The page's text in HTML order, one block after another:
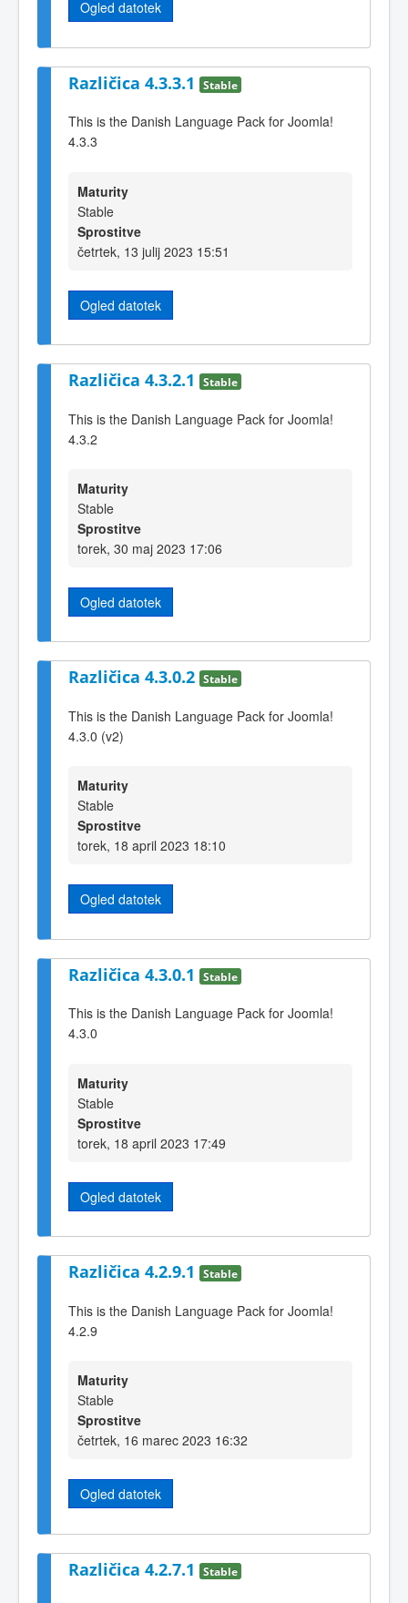
Ogled datotek
Različica 4.3.3.1 Stable
This is the Danish Language Pack for Joomla!
4.3.3
Maturity
Stable
Sprostitve
četrtek, 13 julij 2023 15:51
Ogled datotek
Različica 4.3.2.1 Stable
This is the Danish Language Pack for Joomla!
4.3.2
Maturity
Stable
Sprostitve
torek, 30 maj 2023 17:06
Ogled datotek
Različica 4.3.0.2 Stable
This is the Danish Language Pack for Joomla!
4.3.0 (v2)
Maturity
Stable
Sprostitve
torek, 18 april 2023 18:10
Ogled datotek
Različica 4.3.0.1 Stable
This is the Danish Language Pack for Joomla!
4.3.0
Maturity
Stable
Sprostitve
torek, 18 april 2023 17:49
Ogled datotek
Različica 4.2.9.1 Stable
This is the Danish Language Pack for Joomla!
4.2.9
Maturity
Stable
Sprostitve
četrtek, 16 marec 2023 16:32
Ogled datotek
Različica 4.2.7.1 Stable